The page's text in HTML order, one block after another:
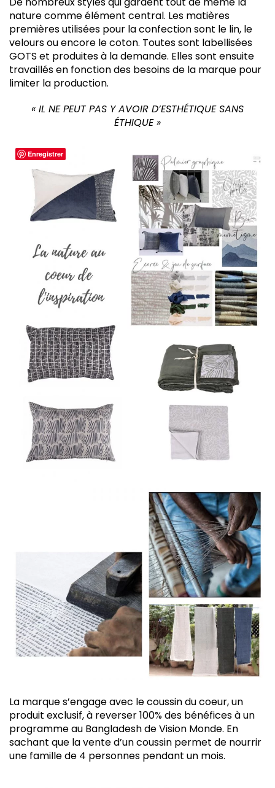
nature comme élément central. Les matières
premières utilisées pour la confection sont le lin, le
velours ou encore le coton. Toutes sont labellisées
GOTS et produites à la demande. Elles sont ensuite
travaillés en fonction des besoins de la marque pour
limiter la production.
« IL NE PEUT PAS Y AVOIR D’ESTHÉTIQUE SANS
ÉTHIQUE »
La marque s’engage avec le coussin du coeur, un
produit exclusif, à reverser 100% des bénéfices à un
programme au Bangladesh de Vision Monde. En
sachant que la vente d’un coussin permet de nourrir
une famille de 4 personnes pendant un mois.
Enregistrer